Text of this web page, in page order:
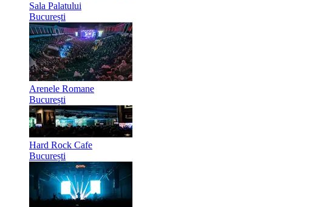
Sala Palatului
București
Arenele Romane
București
Hard Rock Cafe
București